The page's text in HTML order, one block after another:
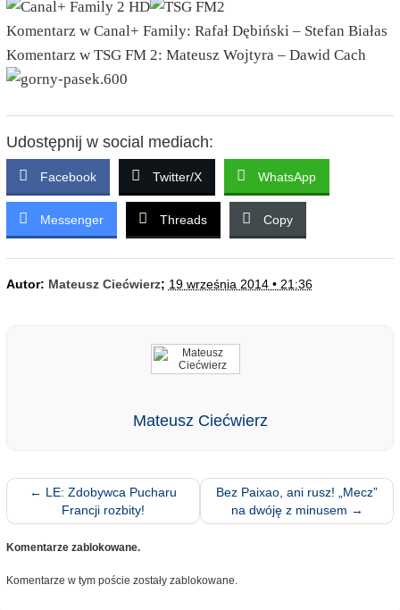
Komentarz w Canal+ Family: Rafał Dębiński – Stefan Białas
Komentarz w TSG FM 2: Mateusz Wojtyra – Dawid Cach
Udostępnij w social mediach:
Facebook Twitter/X WhatsApp
Messenger Threads Copy
Autor: Mateusz Ciećwierz; 19 września 2014 • 21:36
Mateusz Ciećwierz
← LE: Zdobywca Pucharu
Francji rozbity!
Bez Paixao, ani rusz! „Mecz”
na dwóję z minusem →
Komentarze zablokowane.
Komentarze w tym poście zostały zablokowane.